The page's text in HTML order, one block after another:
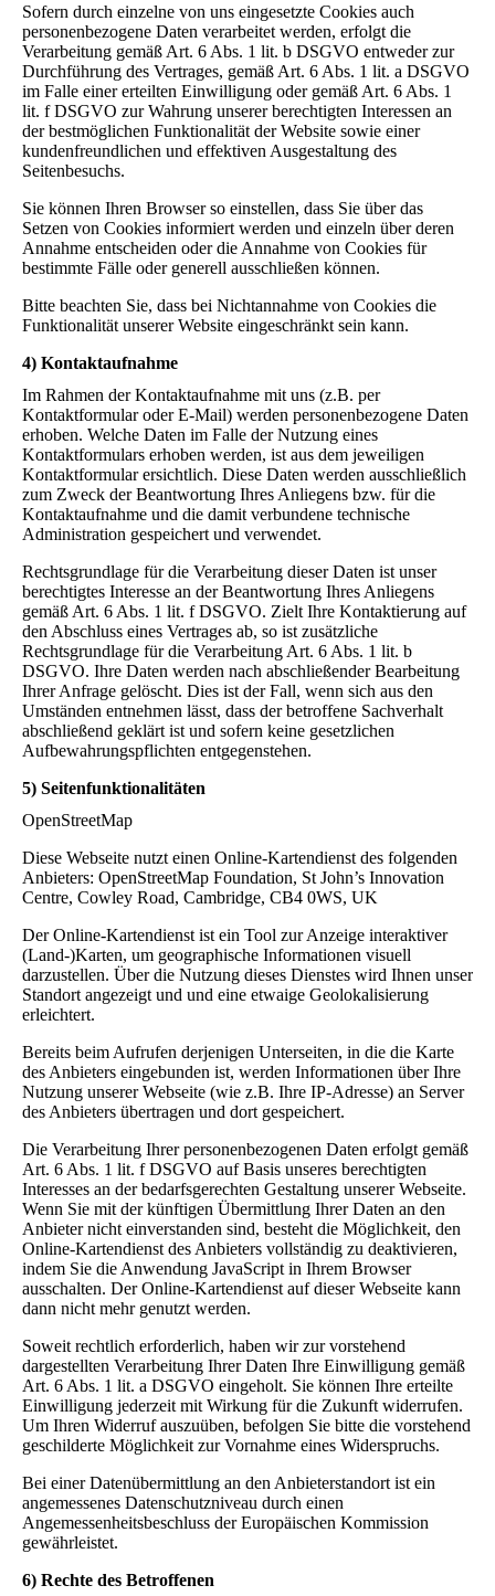
Sofern durch einzelne von uns eingesetzte Cookies auch
personenbezogene Daten verarbeitet werden, erfolgt die
Verarbeitung gemäß Art. 6 Abs. 1 lit. b DSGVO entweder zur
Durchführung des Vertrages, gemäß Art. 6 Abs. 1 lit. a DSGVO
im Falle einer erteilten Einwilligung oder gemäß Art. 6 Abs. 1
lit. f DSGVO zur Wahrung unserer berechtigten Interessen an
der bestmöglichen Funktionalität der Website sowie einer
kundenfreundlichen und effektiven Ausgestaltung des
Seitenbesuchs.
Sie können Ihren Browser so einstellen, dass Sie über das
Setzen von Cookies informiert werden und einzeln über deren
Annahme entscheiden oder die Annahme von Cookies für
bestimmte Fälle oder generell ausschließen können.
Bitte beachten Sie, dass bei Nichtannahme von Cookies die
Funktionalität unserer Website eingeschränkt sein kann.
4) Kontaktaufnahme
Im Rahmen der Kontaktaufnahme mit uns (z.B. per
Kontaktformular oder E-Mail) werden personenbezogene Daten
erhoben. Welche Daten im Falle der Nutzung eines
Kontaktformulars erhoben werden, ist aus dem jeweiligen
Kontaktformular ersichtlich. Diese Daten werden ausschließlich
zum Zweck der Beantwortung Ihres Anliegens bzw. für die
Kontaktaufnahme und die damit verbundene technische
Administration gespeichert und verwendet.
Rechtsgrundlage für die Verarbeitung dieser Daten ist unser
berechtigtes Interesse an der Beantwortung Ihres Anliegens
gemäß Art. 6 Abs. 1 lit. f DSGVO. Zielt Ihre Kontaktierung auf
den Abschluss eines Vertrages ab, so ist zusätzliche
Rechtsgrundlage für die Verarbeitung Art. 6 Abs. 1 lit. b
DSGVO. Ihre Daten werden nach abschließender Bearbeitung
Ihrer Anfrage gelöscht. Dies ist der Fall, wenn sich aus den
Umständen entnehmen lässt, dass der betroffene Sachverhalt
abschließend geklärt ist und sofern keine gesetzlichen
Aufbewahrungspflichten entgegenstehen.
5) Seitenfunktionalitäten
OpenStreetMap
Diese Webseite nutzt einen Online-Kartendienst des folgenden
Anbieters: OpenStreetMap Foundation, St John’s Innovation
Centre, Cowley Road, Cambridge, CB4 0WS, UK
Der Online-Kartendienst ist ein Tool zur Anzeige interaktiver
(Land-)Karten, um geographische Informationen visuell
darzustellen. Über die Nutzung dieses Dienstes wird Ihnen unser
Standort angezeigt und und eine etwaige Geolokalisierung
erleichtert.
Bereits beim Aufrufen derjenigen Unterseiten, in die die Karte
des Anbieters eingebunden ist, werden Informationen über Ihre
Nutzung unserer Webseite (wie z.B. Ihre IP-Adresse) an Server
des Anbieters übertragen und dort gespeichert.
Die Verarbeitung Ihrer personenbezogenen Daten erfolgt gemäß
Art. 6 Abs. 1 lit. f DSGVO auf Basis unseres berechtigten
Interesses an der bedarfsgerechten Gestaltung unserer Webseite.
Wenn Sie mit der künftigen Übermittlung Ihrer Daten an den
Anbieter nicht einverstanden sind, besteht die Möglichkeit, den
Online-Kartendienst des Anbieters vollständig zu deaktivieren,
indem Sie die Anwendung JavaScript in Ihrem Browser
ausschalten. Der Online-Kartendienst auf dieser Webseite kann
dann nicht mehr genutzt werden.
Soweit rechtlich erforderlich, haben wir zur vorstehend
dargestellten Verarbeitung Ihrer Daten Ihre Einwilligung gemäß
Art. 6 Abs. 1 lit. a DSGVO eingeholt. Sie können Ihre erteilte
Einwilligung jederzeit mit Wirkung für die Zukunft widerrufen.
Um Ihren Widerruf auszuüben, befolgen Sie bitte die vorstehend
geschilderte Möglichkeit zur Vornahme eines Widerspruchs.
Bei einer Datenübermittlung an den Anbieterstandort ist ein
angemessenes Datenschutzniveau durch einen
Angemessenheitsbeschluss der Europäischen Kommission
gewährleistet.
6) Rechte des Betroffenen